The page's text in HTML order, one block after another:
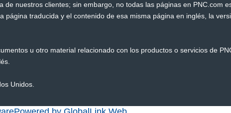
nuestros clientes; sin embargo, no todas las páginas en PNC.com
traducida y el contenido de esa misma página en inglés, la
u otro material relacionado con los productos o servicios de
Unidos.